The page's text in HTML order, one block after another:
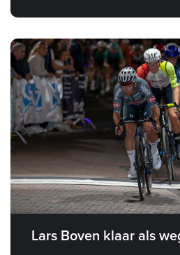
Lars Boven klaar als